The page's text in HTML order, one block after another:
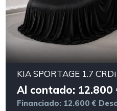
Al contado: 12.800
Financiado: 12.600 €